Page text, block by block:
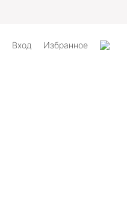
Вход Избранное